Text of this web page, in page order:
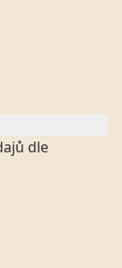
dle
se
výslovně